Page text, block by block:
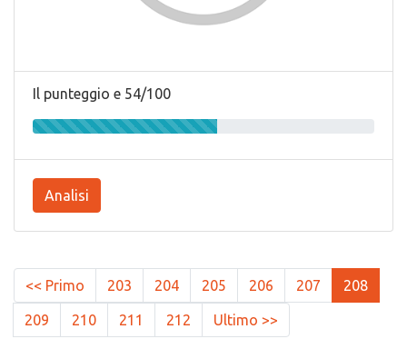
Il punteggio e 54/100
Analisi
<< Primo 203 204 205 206 207 208
209 210 211 212 Ultimo >>